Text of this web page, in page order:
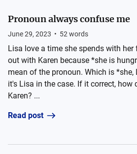
Pronoun always confuse me
June 29, 2023 • 52 words
Lisa love a time she spends with her
out with Karen because *she is
mean of the pronoun. Which is *she,
it's Lisa in the case. If it correct, how
Karen? ...
Read post